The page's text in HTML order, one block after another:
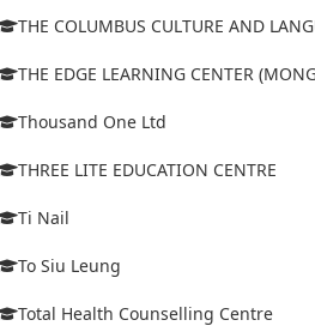
THE COLUMBUS CULTURE AND
THE EDGE LEARNING CENTER
Thousand One Ltd
THREE LITE EDUCATION CENTRE
Ti Nail
To Siu Leung
Total Health Counselling Centre